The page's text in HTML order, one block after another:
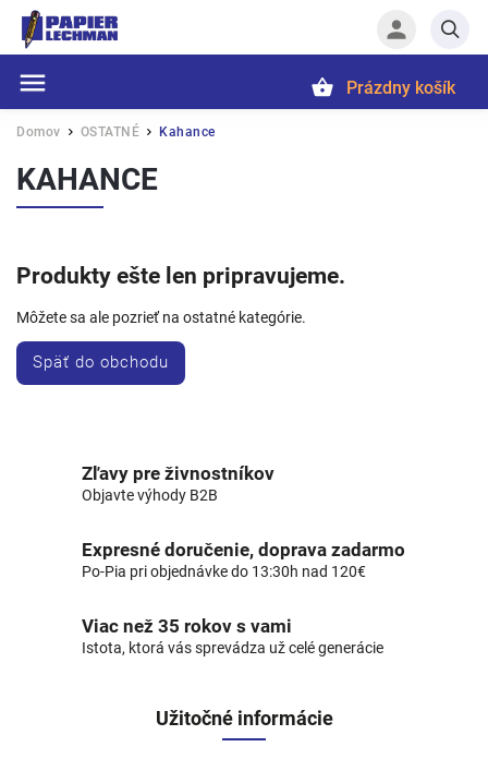
Hľadať
Prázdny košík
Domov / OSTATNÉ / Kahance
KAHANCE
Produkty ešte len pripravujeme.
Môžete sa ale pozrieť na ostatné kategórie.
Späť do obchodu
Zľavy pre živnostníkov
Objavte výhody B2B
Expresné doručenie, doprava zadarmo
Po-Pia pri objednávke do 13:30h nad 120€
Viac než 35 rokov s vami
Istota, ktorá vás sprevádza už celé generácie
Užitočné informácie